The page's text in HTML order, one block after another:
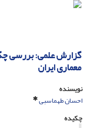
گزارش علمی: بررسی
معماری ایران
نویسنده
احسان طهماسبی
چکیده